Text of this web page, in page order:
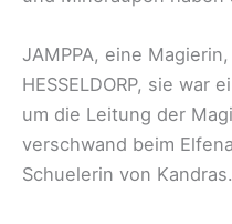
JAMPPA, eine
HESSELDORP, sie war
um die Leitung der
verschwand beim
Schuelerin von Kandras.